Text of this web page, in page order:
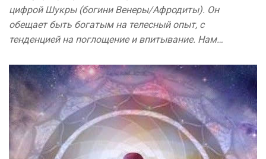
цифрой Шукры (богини Венеры/Афродиты). Он
обещает быть богатым на телесный опыт, с
тенденцией на поглощение и впитывание. Нам…